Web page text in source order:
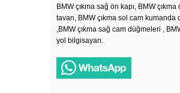
BMW çıkma sağ ön kapı, BMW çıkma
tavan, BMW çıkma sol cam kumanda
,BMW çıkma sağ cam düğmeleri ,
yol bilgisayarı.